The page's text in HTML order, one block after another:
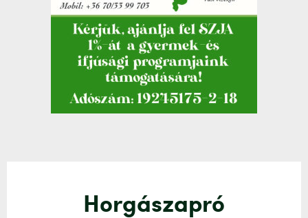
Horgászapró